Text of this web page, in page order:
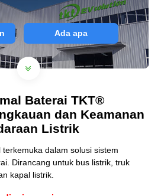
Ada apa
Baterai TKT®
dan Keamanan
Listrik
dalam solusi sistem
Dirancang untuk bus listrik, truk
kapal listrik.